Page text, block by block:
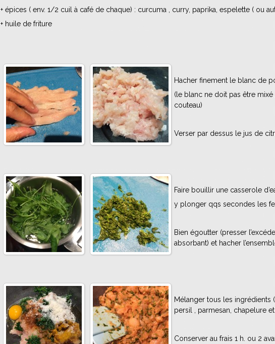
+ épices ( env. 1/2 cuil à café de chaque) : curcuma , curry, paprika, espelette ( ou
+ huile de friture
Hacher finement le blanc de
(le blanc ne doit pas être mixé
couteau)
Verser par dessus le jus de
Faire bouillir une casserole
y plonger qqs secondes les
Bien égoutter (presser
absorbant) et hacher
Mélanger tous les ingrédients
persil , parmesan, chapelure
Conserver au frais 1 h. ou 2